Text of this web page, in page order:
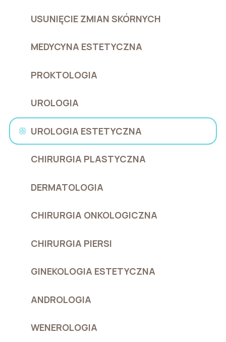
USUNIĘCIE ZMIAN SKÓRNYCH
MEDYCYNA ESTETYCZNA
PROKTOLOGIA
UROLOGIA
UROLOGIA ESTETYCZNA
CHIRURGIA PLASTYCZNA
DERMATOLOGIA
CHIRURGIA ONKOLOGICZNA
CHIRURGIA PIERSI
GINEKOLOGIA ESTETYCZNA
ANDROLOGIA
WENEROLOGIA